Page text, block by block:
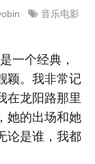
音乐电影
一个经典，
颖。我非常记
在龙阳路那里
她的出场和她
论是谁，我都